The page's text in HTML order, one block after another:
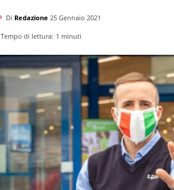
Di Redazione 25 Gennaio 2021
Tempo di lettura: 1 minuti